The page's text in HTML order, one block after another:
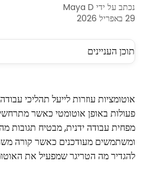
נכתב על ידי Maya D
29 באפריל 2026
תוכן העניינים
אוטומציות עוזרות לייעל תהליכי
פעולות באופן אוטומטי כאשר
מפחית עבודה ידנית, מבטיח תגובות
ומשתמשים מעודכנים כאשר קורה
להגדיר מה הטריגר שמפעיל את